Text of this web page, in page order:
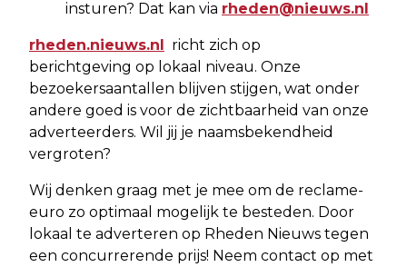
insturen? Dat kan via rheden@nieuws.nl
rheden.nieuws.nl
richt zich op
berichtgeving op lokaal niveau. Onze
bezoekersaantallen blijven stijgen, wat onder
andere goed is voor de zichtbaarheid van onze
adverteerders. Wil jij je naamsbekendheid
vergroten?
Wij denken graag met je mee om de reclame-
euro zo optimaal mogelijk te besteden. Door
lokaal te adverteren op Rheden Nieuws tegen
een concurrerende prijs! Neem contact op met